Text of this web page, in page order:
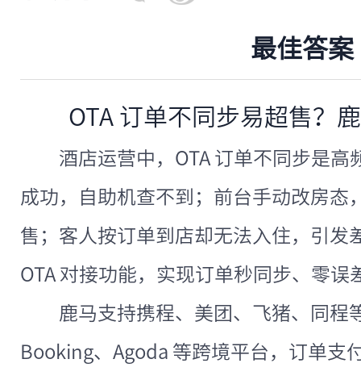
最佳答案
OTA 订单不同步易超售？
酒店运营中，OTA 订单不同步是
成功，自助机查不到；前台手动改房态
售；客人按订单到店却无法入住，引发
OTA 对接功能，实现订单秒同步、零误
鹿马支持携程、美团、飞猪、同程
Booking、Agoda 等跨境平台，订单支